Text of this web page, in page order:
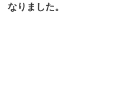
なりました。